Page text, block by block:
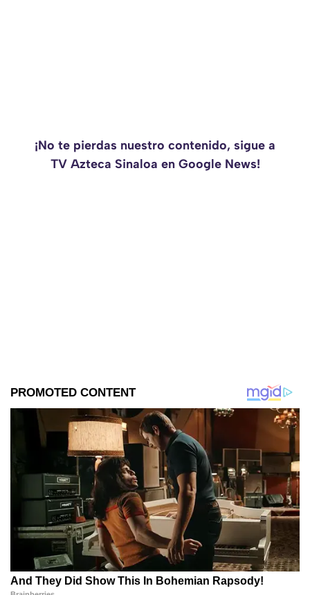
¡No te pierdas nuestro contenido, sigue a
TV Azteca Sinaloa en Google News!